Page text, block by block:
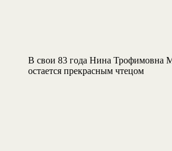
В свои 83 года Нина Трофимовна
остается прекрасным чтецом